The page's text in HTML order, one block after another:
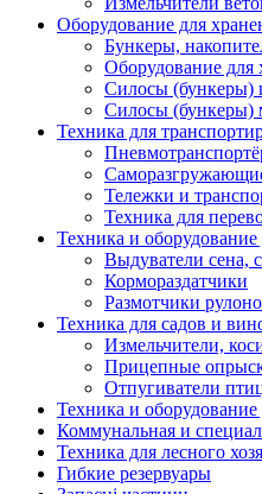
Оборудование для
Бункеры,
Оборудование для
Силосы (бункеры)
Силосы (бункеры)
Техника для
Тележки и
Техника для
Техника и
Выдуватели сена,
Кормораздатчики
Размотчики
Техника для садов и
Измельчители,
Прицепные
Отпугиватели
Техника и
Коммунальная и
Техника для лесного
Гибкие резервуары